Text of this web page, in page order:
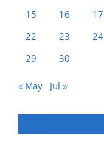
15
16 17
22
23 24
29
30
« May Jul »